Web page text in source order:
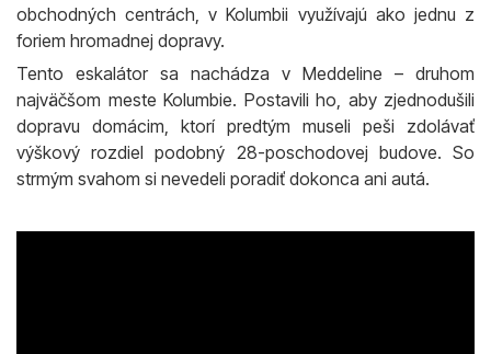
obchodných centrách, v Kolumbii využívajú ako jednu z
foriem hromadnej dopravy.
Tento eskalátor sa nachádza v Meddeline – druhom
najväčšom meste Kolumbie. Postavili ho, aby zjednodušili
dopravu domácim, ktorí predtým museli peši zdolávať
výškový rozdiel podobný 28-poschodovej budove. So
strmým svahom si nevedeli poradiť dokonca ani autá.